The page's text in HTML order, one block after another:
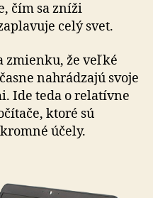
čím sa zníži
celý svet.
zmienku, že veľké
nahrádzajú svoje
Ide teda o relatívne
ktoré sú
účely.